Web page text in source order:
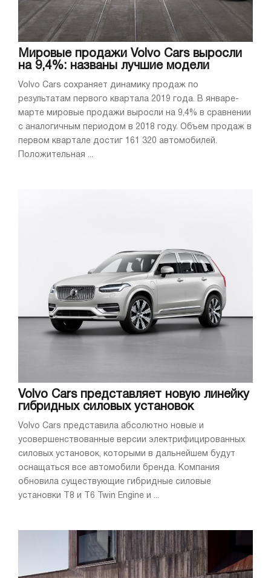
Мировые продажи Volvo Cars выросли
на 9,4%: названы лучшие модели
Volvo Cars сохраняет динамику продаж по
результатам первого квартала 2019 года. В январе-
марте мировые продажи выросли на 9,4% в сравнении
с аналогичным периодом в 2018 году. Объем продаж в
первом квартале достиг 161 320 автомобилей.
Положительная ...
Volvo Cars представляет новую линейку
гибридных силовых установок
Volvo Cars представила абсолютно новые и
усовершенствованные версии электрифицированных
силовых установок, которыми в дальнейшем будут
оснащаться все автомобили бренда. Компания
обновила существующие гибридные силовые
установки T8 и T6 Twin Engine и ...